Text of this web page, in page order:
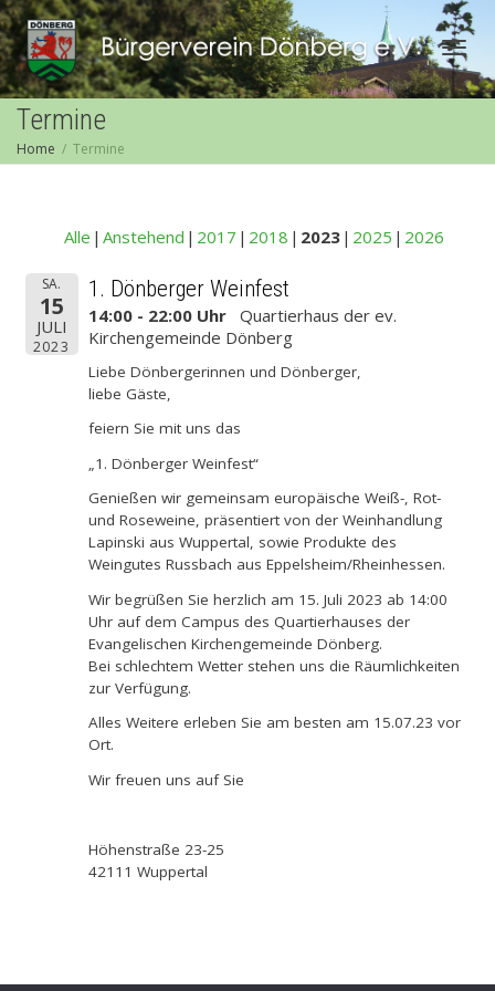
Termine
Home Termine
Alle Anstehend 2017 2018 2023 2025 2026
SA.
15
JULI
2023
1. Dönberger Weinfest
14:00 - 22:00 Uhr
Quartierhaus der ev.
Kirchengemeinde Dönberg
Liebe Dönbergerinnen und Dönberger,
liebe Gäste,
feiern Sie mit uns das
„1. Dönberger Weinfest“
Genießen wir gemeinsam europäische Weiß-, Rot-
und Roseweine, präsentiert von der Weinhandlung
Lapinski aus Wuppertal, sowie Produkte des
Weingutes Russbach aus Eppelsheim/Rheinhessen.
Wir begrüßen Sie herzlich am 15. Juli 2023 ab 14:00
Uhr auf dem Campus des Quartierhauses der
Evangelischen Kirchengemeinde Dönberg.
Bei schlechtem Wetter stehen uns die Räumlichkeiten
zur Verfügung.
Alles Weitere erleben Sie am besten am 15.07.23 vor
Ort.
Wir freuen uns auf Sie
Höhenstraße 23-25
42111 Wuppertal